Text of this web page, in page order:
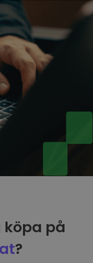
på
?